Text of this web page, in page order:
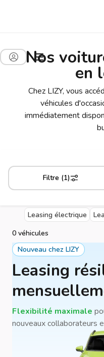
Nos
en
Chez LIZY, vous
véhicules
immédiatement
Filtre (1)
Leasing électrique
0 véhicules
Nouveau chez LIZY
Leasing
Flexibilité maximale
nouveaux collaborateurs